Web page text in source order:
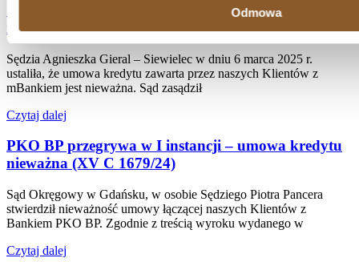
Odmowa
Sąd Okręgowy w Gdańsku: umowa kredytu z
mBankiem nieważna (I C 1785/22)
Sędzia Agnieszka Gieral – Siewielec w dniu 6 marca 2025 r.
ustaliła, że umowa kredytu zawarta przez naszych Klientów z
mBankiem jest nieważna. Sąd zasądził
Czytaj dalej
PKO BP przegrywa w I instancji – umowa kredytu
nieważna (XV C 1679/24)
Sąd Okręgowy w Gdańsku, w osobie Sędziego Piotra Pancera
stwierdził nieważność umowy łączącej naszych Klientów z
Bankiem PKO BP. Zgodnie z treścią wyroku wydanego w
Czytaj dalej